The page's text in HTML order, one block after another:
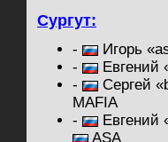
Сургут:
-
Игорь
-
Евгений
-
Сергей
MAFIA
-
Евгений
ASA